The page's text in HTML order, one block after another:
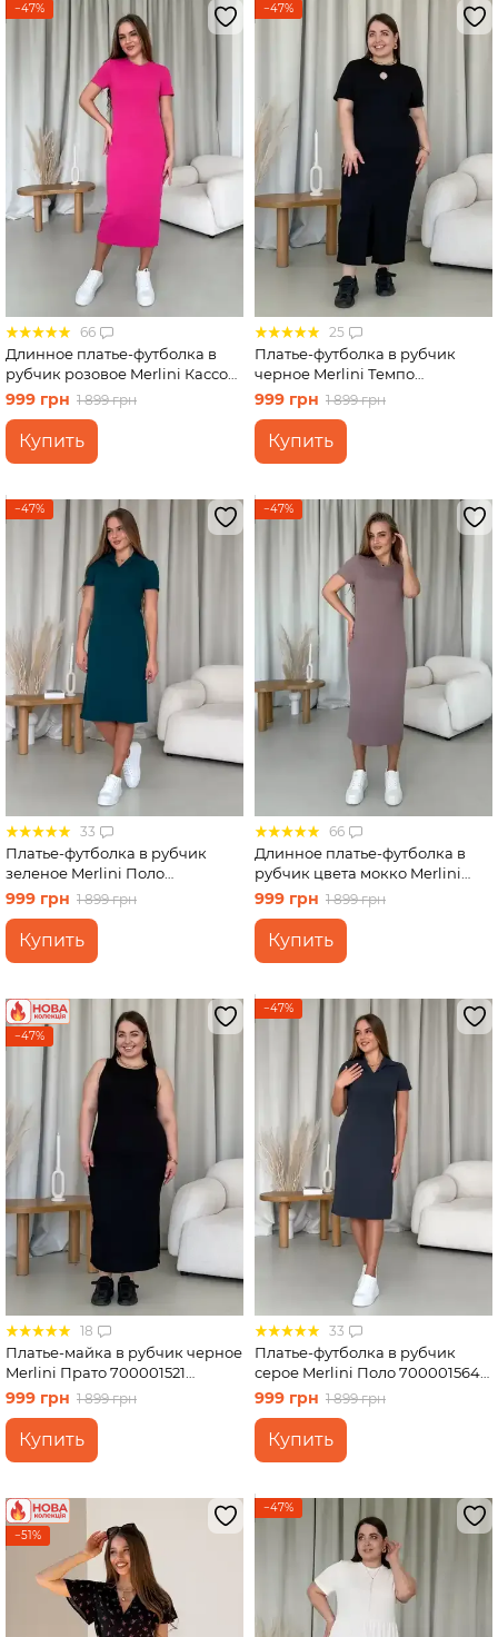
−47%
66
Длинное платье-футболка в
рубчик розовое Merlini Кассо
700000128 размер 42-44 (S-M)
999 грн 1 899 грн
Купить
−47%
25
Платье-футболка в рубчик
черное Merlini Темпо
700001541 размер 2XL-3XL
999 грн 1 899 грн
Купить
−47%
33
Платье-футболка в рубчик
зеленое Merlini Поло
700001565 размер L-XL
999 грн 1 899 грн
Купить
−47%
66
Длинное платье-футболка в
рубчик цвета мокко Merlini
Кассо 700000124 размер 42-44
999 грн 1 899 грн
Купить
−47%
18
Платье-майка в рубчик черное
Merlini Прато 700001521
размер 2XL-3XL
999 грн 1 899 грн
Купить
−47%
33
Платье-футболка в рубчик
серое Merlini Поло 700001564
размер L-XL
999 грн 1 899 грн
Купить
−51%
−47%